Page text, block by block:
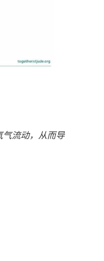
流动，从而导